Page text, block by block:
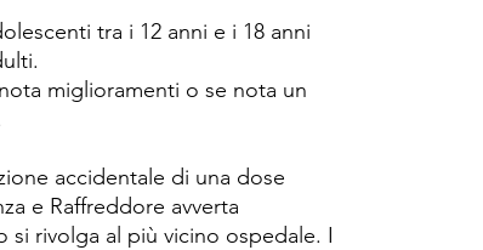
tra i 12 anni e i 18 anni
miglioramenti o se nota un
accidentale di una dose
e Raffreddore avverta
rivolga al più vicino ospedale. I